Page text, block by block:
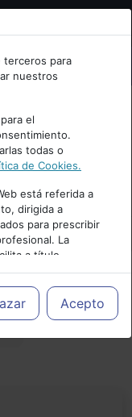
Cancelar
terceros para
nuestros
el
todas o
de Cookies.
está referida a
dirigida a
para prescribir
La
a título
de los
y decidir, en
a lasAcepto
mental